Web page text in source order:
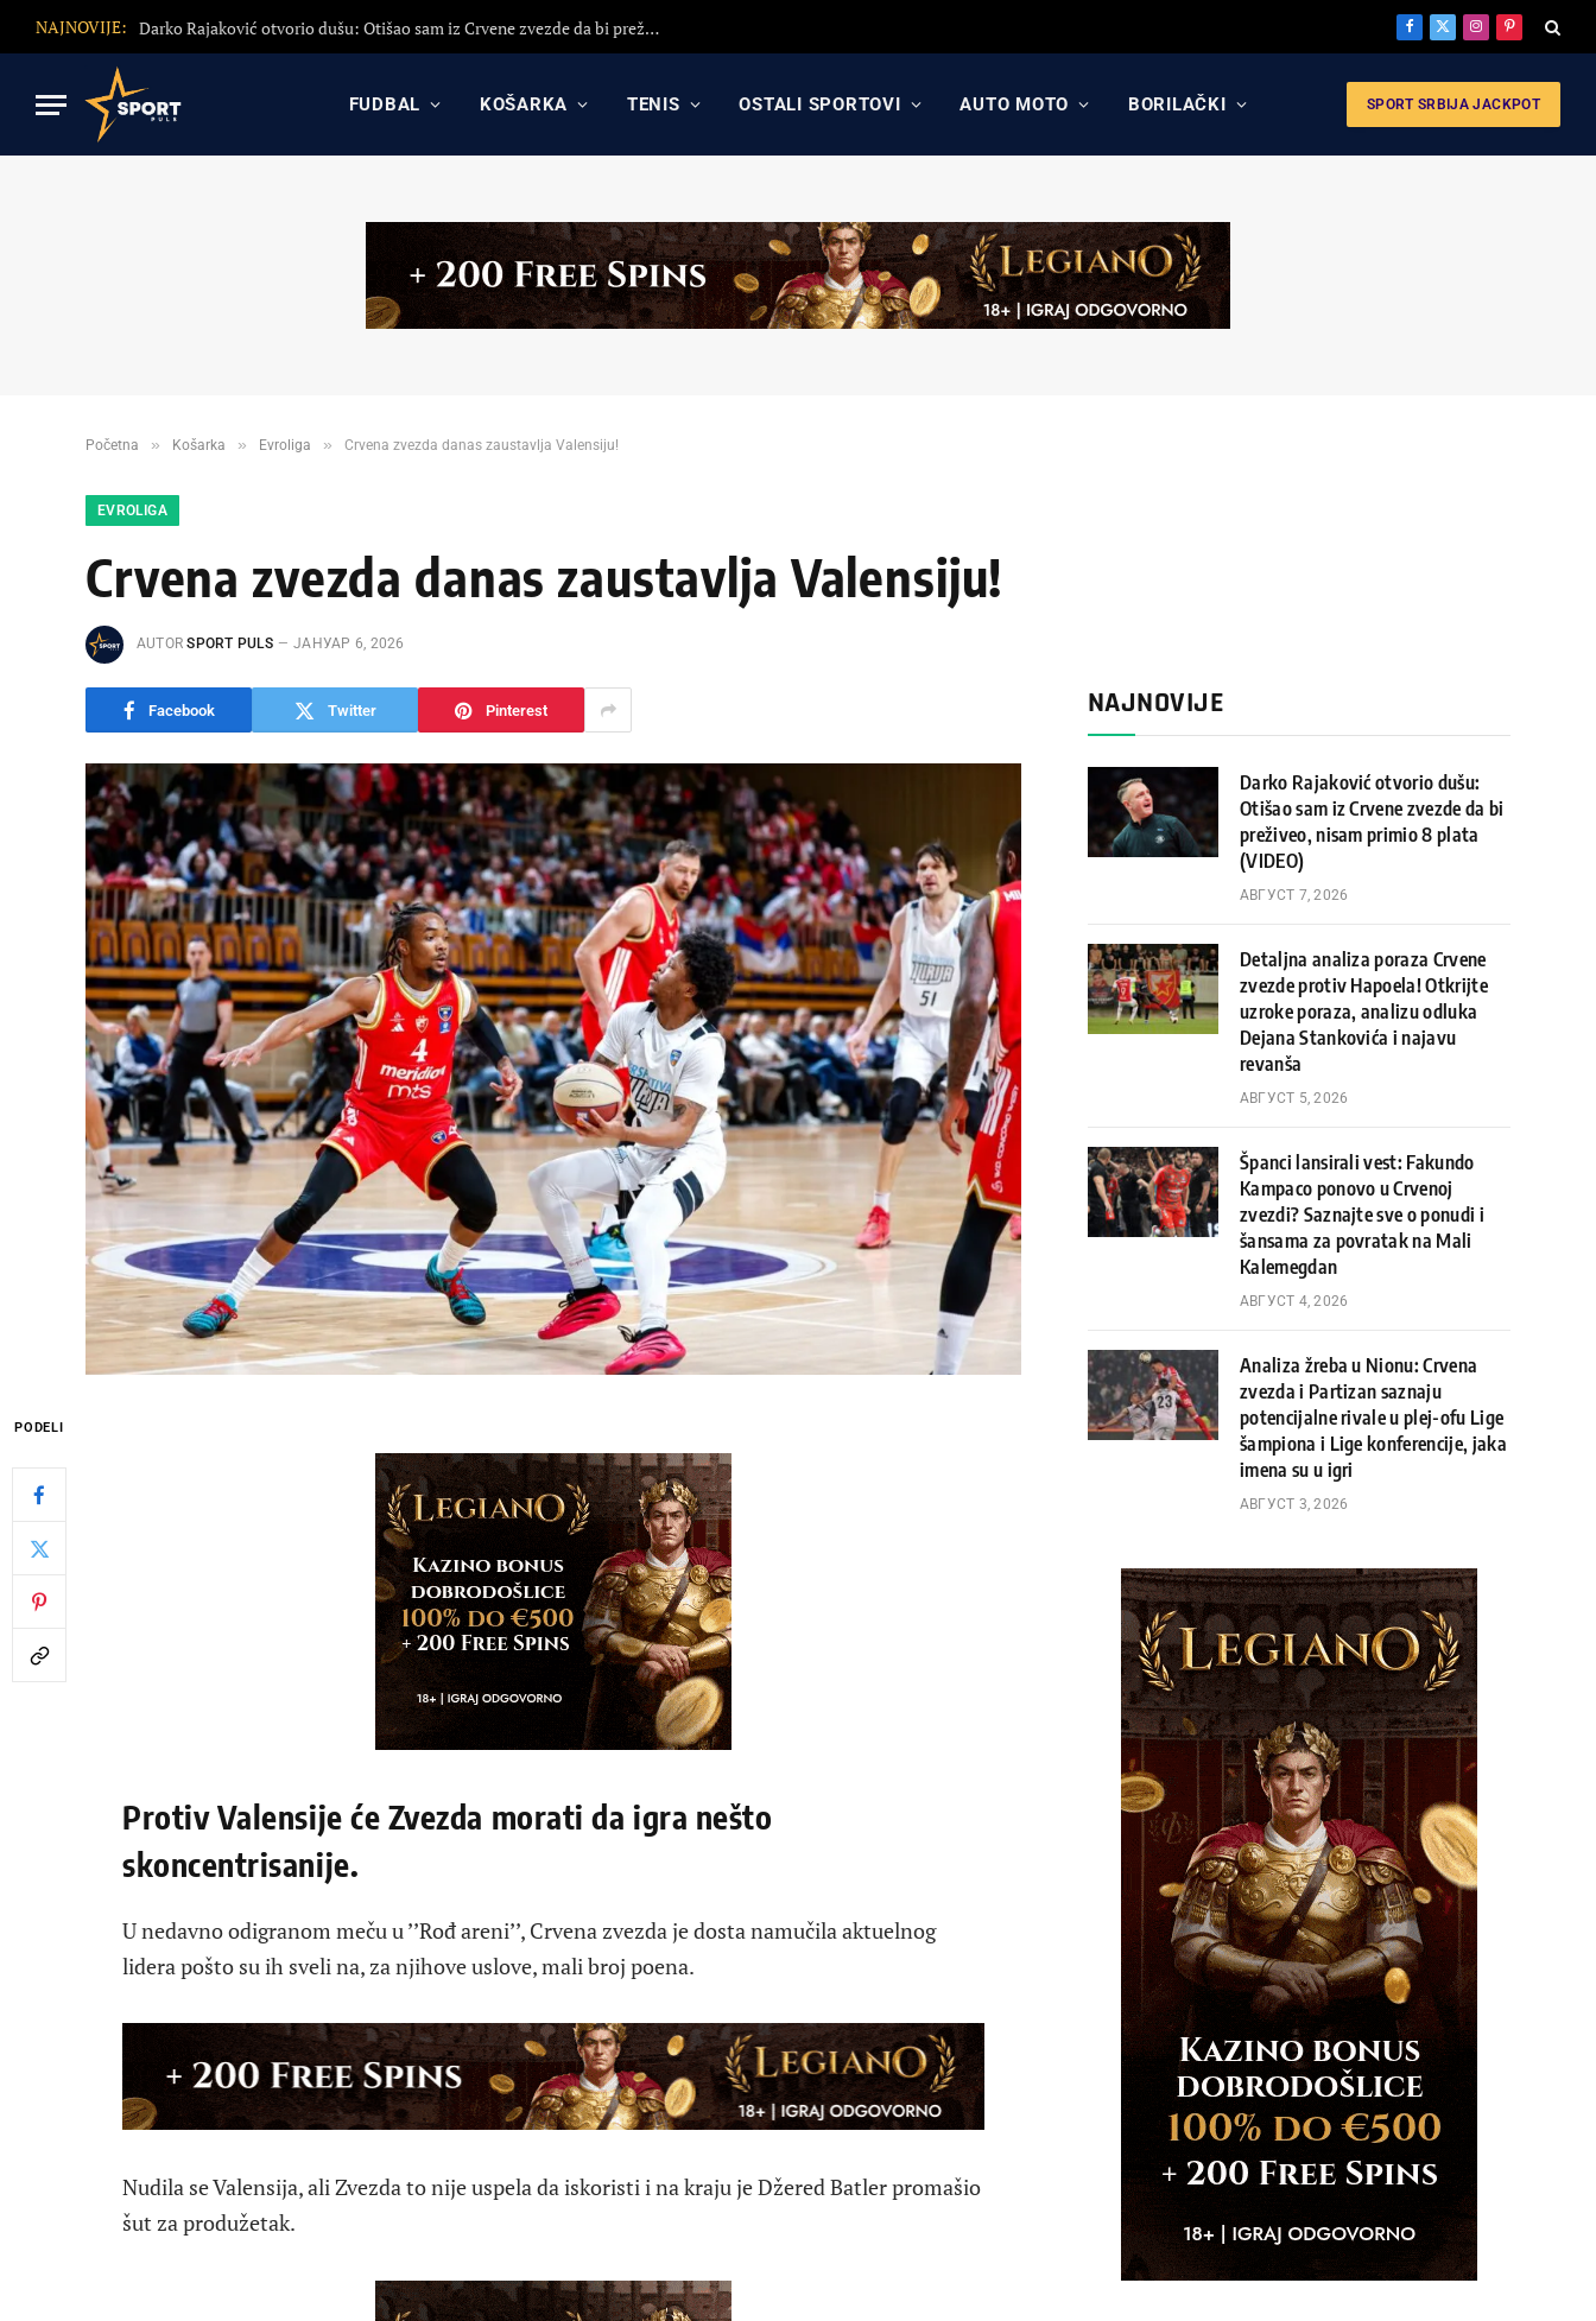
NAJNOVIJE: Detaljna analiza poraza Crvene zvezde protiv Hapoela! Otkrijte uzroke poraza, analizu odluka Dejana Stankovića i najavu revanša Facebook
X
Instagram
Pinterest
FUDBAL KOŠARKA TENIS OSTALI SPORTOVI AUTO MOTO BORILAČKI SPORT SRBIJA JACKPOT
Početna » Košarka » Evroliga » Crvena zvezda danas zaustavlja Valensiju!
EVROLIGA
Crvena zvezda danas zaustavlja Valensiju!
AUTOR SPORT PULS ЈАНУАР 6, 2026
Facebook Twitter Pinterest
PODELI
Protiv Valensije će Zvezda morati da igra nešto
skoncentrisanije.
U nedavno odigranom meču u ’’Rođ areni’’, Crvena zvezda je dosta namučila aktuelnog
lidera pošto su ih sveli na, za njihove uslove, mali broj poena.
Nudila se Valensija, ali Zvezda to nije uspela da iskoristi i na kraju je Džered Batler promašio
šut za produžetak.
NAJNOVIJE
Darko Rajaković otvorio dušu:
Otišao sam iz Crvene zvezde da bi
preživeo, nisam primio 8 plata
(VIDEO)
АВГУСТ 7, 2026
Detaljna analiza poraza Crvene
zvezde protiv Hapoela! Otkrijte
uzroke poraza, analizu odluka
Dejana Stankovića i najavu
revanša
АВГУСТ 5, 2026
Španci lansirali vest: Fakundo
Kampaco ponovo u Crvenoj
zvezdi? Saznajte sve o ponudi i
šansama za povratak na Mali
Kalemegdan
АВГУСТ 4, 2026
Analiza žreba u Nionu: Crvena
zvezda i Partizan saznaju
potencijalne rivale u plej-ofu Lige
šampiona i Lige konferencije, jaka
imena su u igri
АВГУСТ 3, 2026